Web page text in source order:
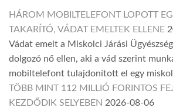
HÁROM MOBILTELEFONT LOPOTT
TAKARÍTÓ, VÁDAT EMELTEK ELLENE
Vádat emelt a Miskolci Járási
dolgozó nő ellen, aki a vád szerint
mobiltelefont tulajdonított el egy
TÖBB MINT 112 MILLIÓ FORINTOS
KEZDŐDIK SELYEBEN 2026-08-06